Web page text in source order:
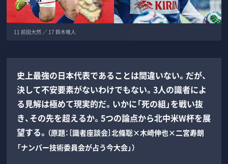
11 前田大然 ／ 17 鈴木唯人
史上最強の日本代表であることは間違いない。だが、
決して不安要素がないわけでもない。3人の識者によ
る見解は極めて現実的だ。いかに「死の組」を戦い抜
き、その先を超えるか。5つの論点から北中米W杯を展
望する。 （原題：［識者座談会］北條聡×木崎伸也×二宮寿朗
「ナンバー技術委員会が占う今大会」）